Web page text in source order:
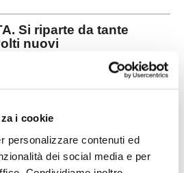
i cookie
personalizzare contenuti ed
dei social media e per
Si riparte da tante
nuovi
e Demaj La Vigor Macerata è pronta a
sua prima storica stagione nel
conferma la linea verde: